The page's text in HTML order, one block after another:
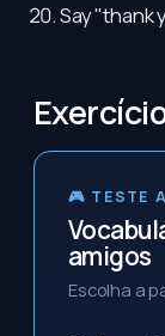
Say "thank
🎮 TESTE
amigos
Escolha a